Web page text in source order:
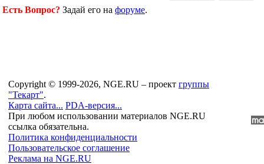
Есть Вопрос? Задай его на форуме.
Copyright © 1999-2026, NGE.RU – проект группы
"Текарт".
Карта сайта... PDA-версия...
При любом использовании материалов NGE.RU
ссылка обязательна.
Политика конфиденциальности
Пользовательское соглашение
Реклама на NGE.RU